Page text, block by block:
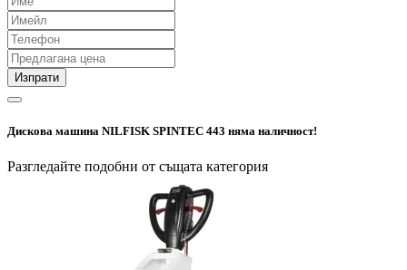
Изпрати
Дискова машина NILFISK SPINTEC 443 няма наличност!
Разгледайте подобни от същата категория